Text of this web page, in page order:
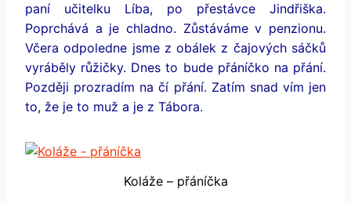
paní učitelku Líba, po přestávce Jindřiška.
Poprchává a je chladno. Zůstáváme v penzionu.
Včera odpoledne jsme z obálek z čajových sáčků
vyráběly růžičky. Dnes to bude přáníčko na přání.
Později prozradím na čí přání. Zatím snad vím jen
to, že je to muž a je z Tábora.
Koláže – přáníčka